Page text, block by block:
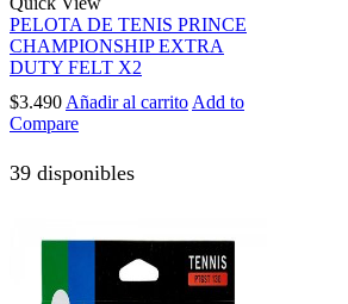
PELOTA DE TENIS PRINCE
CHAMPIONSHIP EXTRA
DUTY FELT X2
$3.490 Añadir al carrito Add to
Compare
39 disponibles